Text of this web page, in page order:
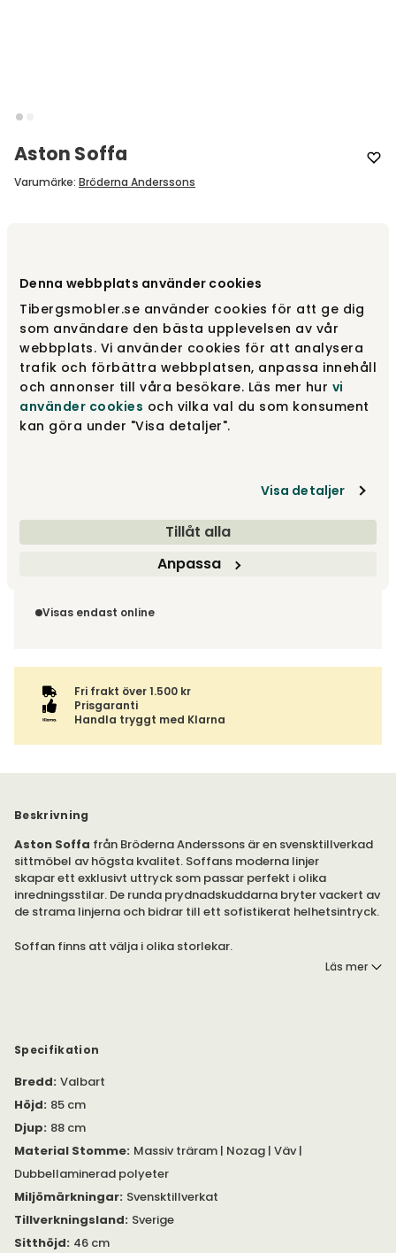
Denna webbplats använder cookies
Tibergsmobler.se använder cookies för att ge dig
som användare den bästa upplevelsen av vår
webbplats. Vi använder cookies för att analysera
trafik och förbättra webbplatsen, anpassa innehåll
och annonser till våra besökare. Läs mer hur vi
använder cookies och vilka val du som konsument
kan göra under "Visa detaljer".
Visa detaljer
Tillåt alla
Anpassa
Aston Soffa
Varumärke: Bröderna Anderssons
Gör dina val
fr.23 170 kr
Gör dina val
Fri frakt över 1.500 kr
Leveranstid ca 4-6 v.
Fri frakt över 1 500 kr
Välj utförande via 'Gör dina val' för fraktinformation på din
inte av ångerrätten.
Visas endast online
Fri frakt över 1.500 kr
Prisgaranti
Handla tryggt med Klarna
Beskrivning
Aston Soffa från Bröderna Anderssons är en svensktillverkad
sittmöbel av högsta kvalitet. Soffans moderna linjer
skapar ett exklusivt uttryck som passar perfekt i olika
inredningsstilar. De runda prydnadskuddarna bryter vackert av
de strama linjerna och bidrar till ett sofistikerat helhetsintryck.
Soffan finns att välja i olika storlekar.
Den bekväma stoppningen består av kallskumskärna med
vändbara vilket skapar ett jämnare slitage. Välj om du önskar
benställning i ek eller svartlackad metall.
Till soffan ingår två pölar (15 centimeter i diameter, längd 45
centimeter). Komplettera din soffa med den tillhörande
fotpallen Aston.
Läs mer
Specifikation
Bredd: Valbart
Höjd: 85 cm
Djup: 88 cm
Material Stomme: Massiv träram | Nozag | Väv |
Dubbellaminerad polyeter
Miljömärkningar: Svensktillverkat
Tillverkningsland: Sverige
Sitthöjd: 46 cm